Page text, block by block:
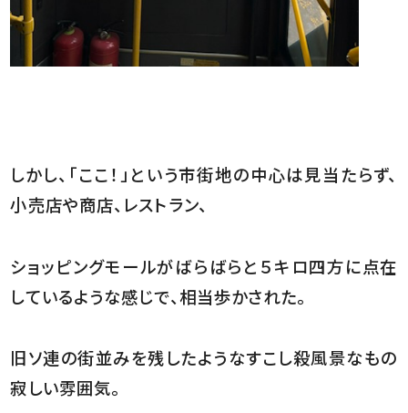
しかし、「ここ！」という市街地の中心は見当たらず、
小売店や商店、レストラン、
ショッピングモールがばらばらと５キロ四方に点在
しているような感じで、相当歩かされた。
旧ソ連の街並みを残したようなすこし殺風景なもの
寂しい雰囲気。